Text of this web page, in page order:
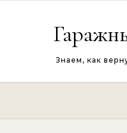
Знаем, как